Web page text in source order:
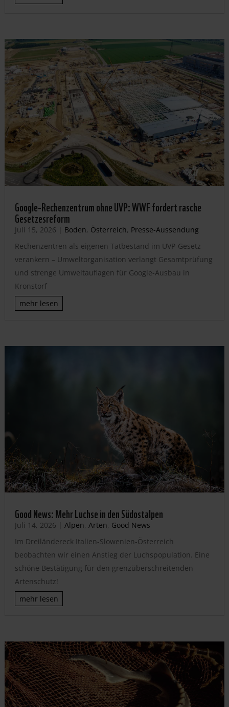
Google-Rechenzentrum ohne UVP: WWF fordert rasche
Gesetzesreform
Juli 15, 2026 | Boden, Österreich, Presse-Aussendung
Rechenzentren als eigenen Tatbestand im UVP-Gesetz
verankern – Umweltorganisation verlangt Gesamtprüfung
und strenge Umweltauflagen für Google-Ausbau in
Kronstorf
mehr lesen
Good News: Mehr Luchse in den Südostalpen
Juli 14, 2026 | Alpen, Arten, Good News
Im Dreiländereck Italien-Slowenien-Österreich
beobachten wir einen Anstieg der Luchspopulation. Eine
schöne Bestätigung für den grenzüberschreitenden
Artenschutz!
mehr lesen